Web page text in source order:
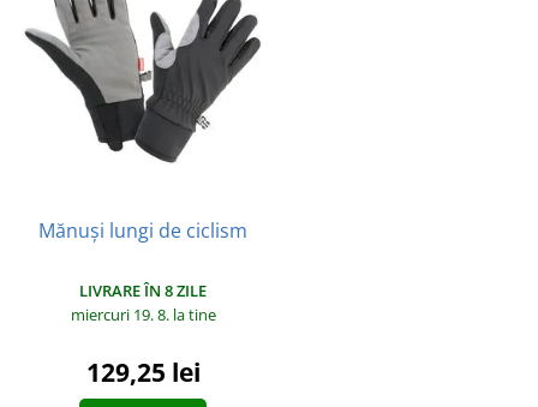
Mănuși lungi de ciclism
LIVRARE ÎN 8 ZILE
miercuri 19. 8. la tine
129,25 lei